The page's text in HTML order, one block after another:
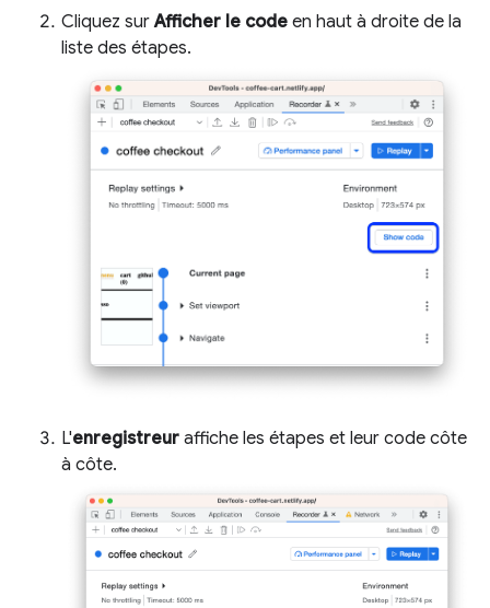
Cliquez surAfficher le code en haut à droite de la
liste des étapes.
L'enregistreur affiche les étapes et leur code côte
à côte.